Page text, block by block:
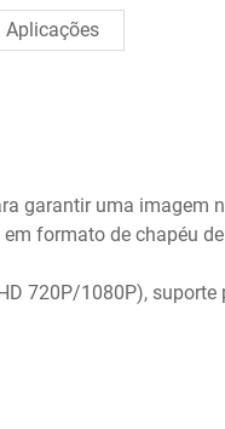
Aplicações
garantir uma imagem
formato de chapéu
720P/1080P),